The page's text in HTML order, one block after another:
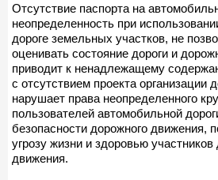
Отсутствие паспорта на
неопределенность при
дороге земельных участков, не
оценивать состояние дороги и
приводит к ненадлежащему
с отсутствием проекта организации
нарушает права неопределенного
пользователей автомобильной
безопасности дорожного движения,
угрозу жизни и здоровью участников
движения.